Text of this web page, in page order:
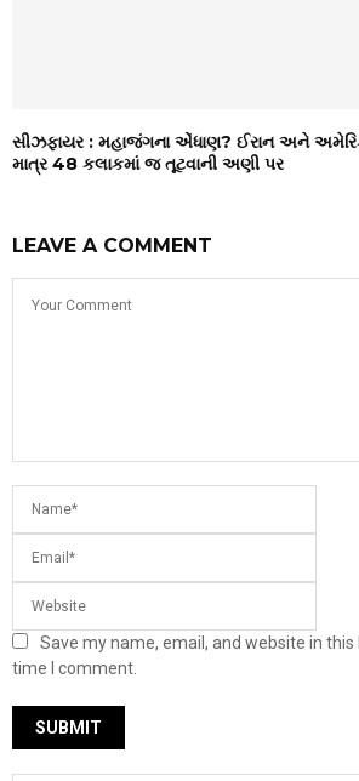
સીઝફાયર : મહાજંગના એંધાણ? ઈરાન અને
માત્ર 48 કલાકમાં જ તૂટવાની અણી પર
LEAVE A COMMENT
Save my name, email, and website in
time I comment.